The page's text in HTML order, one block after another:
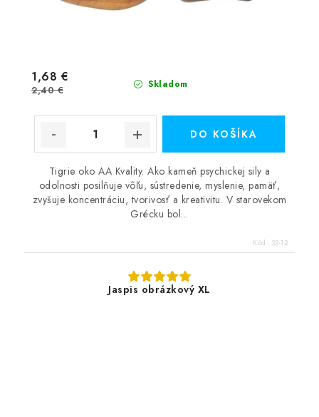
Skladom
1,68 €
2,40 €
DO KOŠÍKA
Tigrie oko AA Kvality. Ako kameň psychickej sily a
odolnosti posilňuje vôľu, sústredenie, myslenie, pamäť,
zvyšuje koncentráciu, tvorivosť a kreativitu. V starovekom
Grécku bol...
Kód: 32-12
Jaspis obrázkový XL